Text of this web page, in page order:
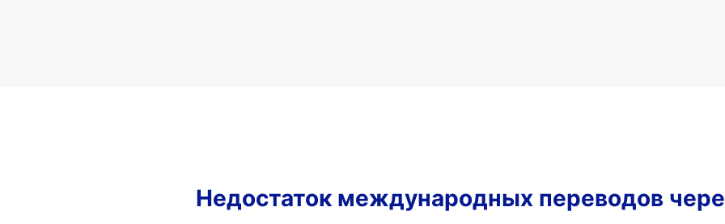
Недостаток международных переводов